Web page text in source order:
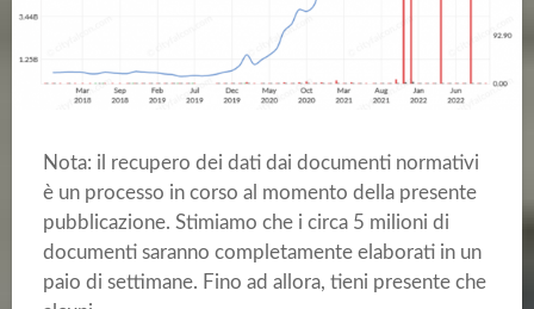
Nota: il recupero dei dati dai documenti normativi
è un processo in corso al momento della presente
pubblicazione. Stimiamo che i circa 5 milioni di
documenti saranno completamente elaborati in un
paio di settimane. Fino ad allora, tieni presente che